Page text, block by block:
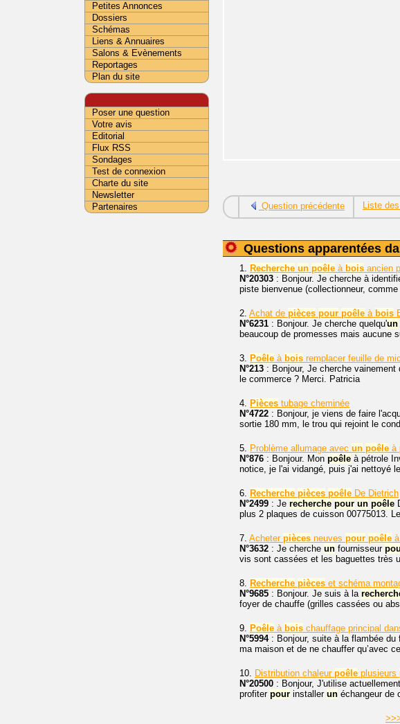
Question précédente Liste
Questions apparentées
1. Recherche un poêle à bois ancien
N°20303 : Bonjour. Je cherche à
piste bienvenue (collectionneur,
2. Achat de pièces pour poêle à bois
N°6231 : Bonjour. Je cherche quelqu'un
beaucoup de promesses mais aucune
3. Poêle à bois remplacer feuille de
N°213 : Bonjour, Je cherche
le commerce ? Merci. Patricia
4. Pièces tubage cheminée
N°4722 : Bonjour, je viens de faire
sortie 180 mm, le trou qui rejoint le
5. Problème allumage avec un poêle à
N°876 : Bonjour. Mon poêle à pétrole
notice, je l'ai vidangé, puis j'ai nettoyé
6. Recherche pièces poêle De Dietrich
N°2499 : Je recherche pour un poêle
plus 2 plaques de cuisson 00775013.
7. Acheter pièces neuves pour poêle à
N°3632 : Je cherche un fournisseur
vis sont cassées et les baguettes très
8. Recherche pièces et schéma
N°9685 : Bonjour. Je suis à la
foyer de chauffe (grilles cassées ou
9. Poêle à bois chauffage principal
N°5994: Bonjour, suite à la flambée du
ma maison et de ne chauffer qu’avec
10. Distribution chaleur poêle plusieurs
N°20500 : Bonjour, J'utilise actuellement
profiter pour installer un échangeur de
Petites Annonces
Dossiers
Schémas
Liens & Annuaires
Salons & Evènements
Reportages
Plan du site
Poser une question
Votre avis
Editorial
Flux RSS
Sondages
Test de connexion
Charte du site
Newsletter
Partenaires